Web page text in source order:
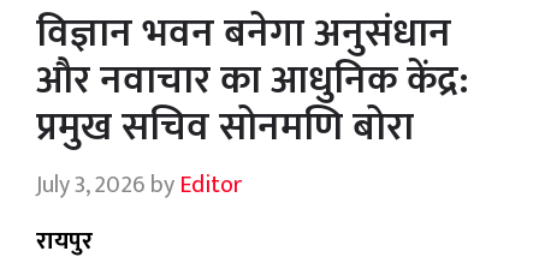
विज्ञान भवन बनेगा अनुसंधान
और नवाचार का आधुनिक केंद्र:
प्रमुख सचिव सोनमणि बोरा
July 3, 2026byEditor
रायपुर